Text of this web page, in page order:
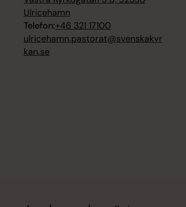
Ulricehamn
Telefon:+46 321 17100
ulricehamn.pastorat@svenskakyr
kan.se